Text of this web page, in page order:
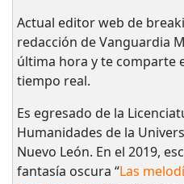
Actual editor web de
redacción de Vanguardia
última hora y te comparte
tiempo real.
Es egresado de la
Humanidades de la
Nuevo León. En el 2019,
fantasía oscura “Las